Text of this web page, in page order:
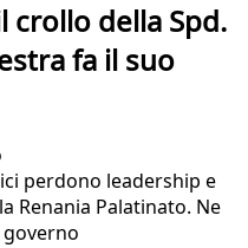
crollo della Spd.
fa il suo
perdono leadership e
Renania Palatinato. Ne